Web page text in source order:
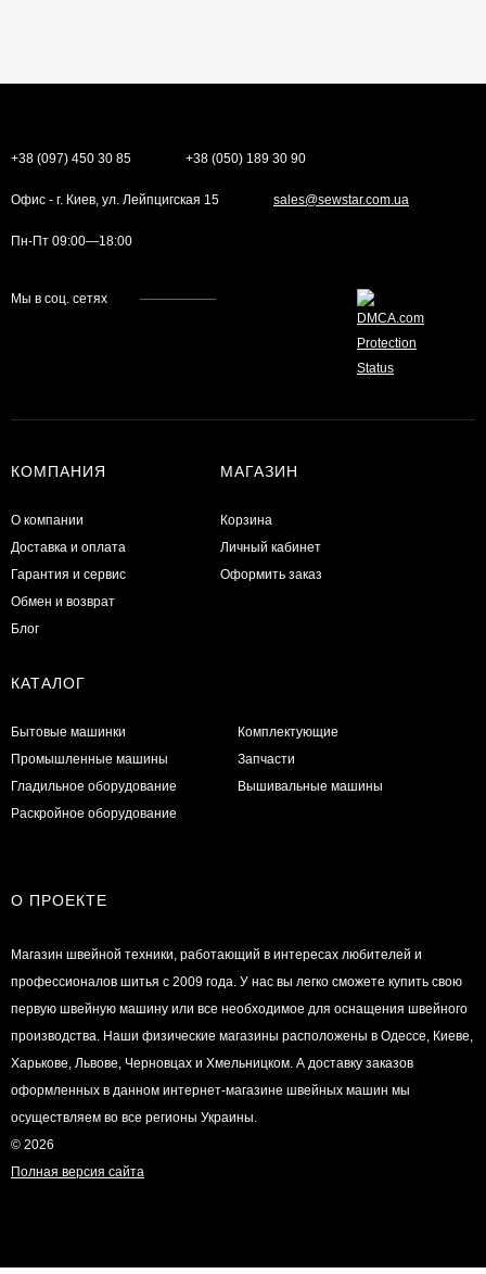
+38 (097) 450 30 85 +38 (050) 189 30 90
Офис - г. Киев, ул. Лейпцигская 15 sales@sewstar.com.ua
Пн-Пт 09:00—18:00
Мы в соц. сетях
КОМПАНИЯ
О компании
Доставка и оплата
Гарантия и сервис
Обмен и возврат
Блог
МАГАЗИН
Корзина
Личный кабинет
Оформить заказ
КАТАЛОГ
Бытовые машинки
Промышленные машины
Гладильное оборудование
Раскройное оборудование
Комплектующие
Запчасти
Вышивальные машины
О ПРОЕКТЕ
Магазин швейной техники, работающий в интересах любителей и
профессионалов шитья с 2009 года. У нас вы легко сможете купить свою
первую швейную машину или все необходимое для оснащения швейного
производства. Наши физические магазины расположены в Одессе, Киеве,
Харькове, Львове, Черновцах и Хмельницком. А доставку заказов
оформленных в данном интернет-магазине швейных машин мы
осуществляем во все регионы Украины.
© 2026
Полная версия сайта